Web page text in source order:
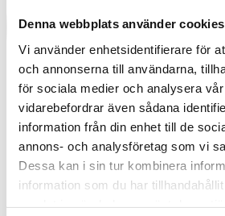
Denna webbplats använder cookies
Vi använder enhetsidentifierare för
och annonserna till användarna,
för sociala medier och analysera
vidarebefordrar även sådana
information från din enhet till de
annons- och analysföretag som vi
Dessa kan i sin tur kombinera
information som du har